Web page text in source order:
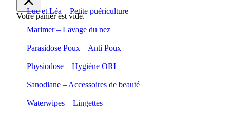
Luc et Léa – Petite puériculture
Marimer – Lavage du nez
Parasidose Poux – Anti Poux
Physiodose – Hygiène ORL
Sanodiane – Accessoires de beauté
Waterwipes – Lingettes
Votre panier est vide.